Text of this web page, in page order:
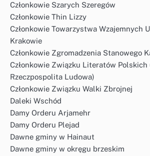
Członkowie Szarych Szeregów
Członkowie Thin Lizzy
Członkowie Towarzystwa Wzajemnych
Krakowie
Członkowie Zgromadzenia Stanowego
Członkowie Związku Literatów Polskich
Rzeczpospolita Ludowa)
Członkowie Związku Walki Zbrojnej
Daleki Wschód
Damy Orderu Arjamehr
Damy Orderu Plejad
Dawne gminy w Hainaut
Dawne gminy w okręgu brzeskim